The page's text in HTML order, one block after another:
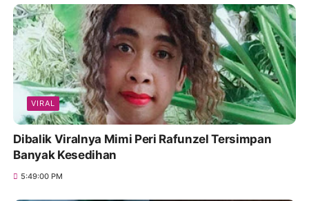
VIRAL
Dibalik Viralnya Mimi Peri Rafunzel Tersimpan
Banyak Kesedihan
5:49:00 PM